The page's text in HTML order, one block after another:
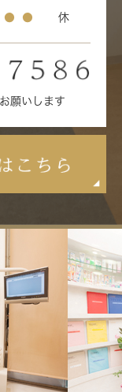
● ● 休
願いします